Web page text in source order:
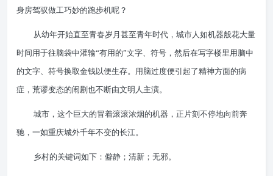
身房驾驭做工巧妙的跑步机呢？
从幼年开始直至青春岁月甚至青年时代，城市人如机器般花大量
时间用于往脑袋中灌输“有用的”文字、符号，然后在写字楼里用脑中
的文字、符号换取金钱以便生存。用脑过度便引起了精神方面的病
症，荒谬变态的闹剧也不断由文明人主演。
城市，这个巨大的冒着滚滚浓烟的机器，正片刻不停地向前奔
驰，一如重庆城外千年不变的长江。
乡村的关键词如下：僻静；清新；无邪。